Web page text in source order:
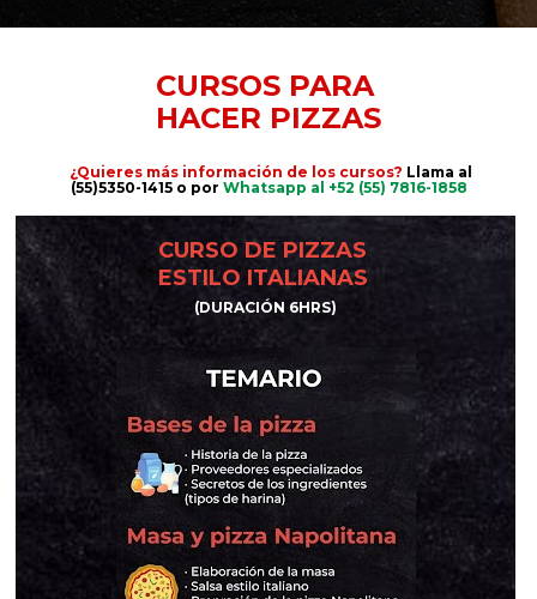
CURSOS PARA
HACER PIZZAS
¿Quieres más información de los cursos?
(55)5350-1415 o por Whatsapp al +52 (55) 7816-1858
CURSO DE PIZZAS
ESTILO ITALIANAS
(DURACIÓN 6HRS)